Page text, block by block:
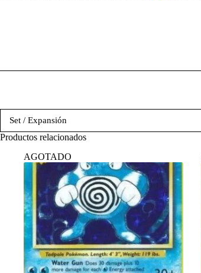
Set / Expansión
Productos relacionados
AGOTADO